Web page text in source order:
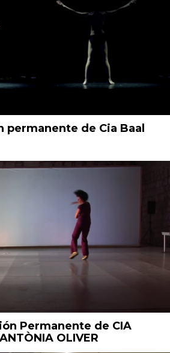
permanente de Cia Baal
Permanente de CIA
OLIVER